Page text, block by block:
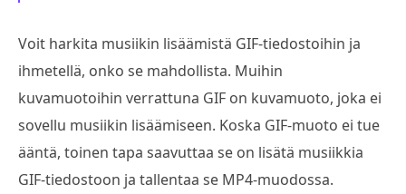
Voit harkita musiikin lisäämistä GIF-tiedostoihin ja
ihmetellä, onko se mahdollista. Muihin
kuvamuotoihin verrattuna GIF on kuvamuoto, joka ei
sovellu musiikin lisäämiseen. Koska GIF-muoto ei tue
ääntä, toinen tapa saavuttaa se on lisätä musiikkia
GIF-tiedostoon ja tallentaa se MP4-muodossa.